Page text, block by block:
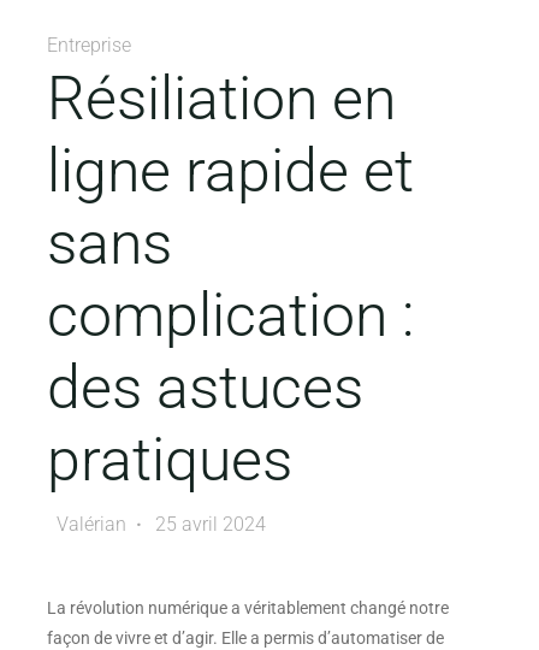
Entreprise
Résiliation en
ligne rapide et
sans
complication :
des astuces
pratiques
Valérian 25 avril 2024
La révolution numérique a véritablement changé notre
façon de vivre et d’agir. Elle a permis d’automatiser de